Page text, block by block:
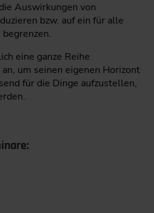
Auswirkungen von
bzw. auf ein für alle
eine ganze Reihe
um seinen eigenen Horizont
für die Dinge aufzustellen,